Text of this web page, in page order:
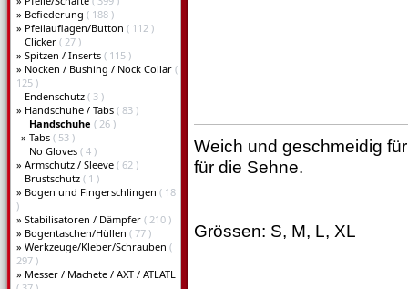
» Befiederung ( 188 )
» Pfeilauflagen/Button ( 112 )
Clicker ( 27 )
» Spitzen / Inserts ( 115 )
» Nocken / Bushing / Nock Collar (
125 )
Endenschutz ( 3 )
» Handschuhe / Tabs ( 83 )
Handschuhe ( 26 )
» Tabs ( 53 )
No Gloves ( 4 )
» Armschutz / Sleeve ( 62 )
Brustschutz ( 1 )
» Bogen und Fingerschlingen ( 18
)
» Stabilisatoren / Dämpfer ( 210 )
» Bogentaschen/Hüllen ( 77 )
» Werkzeuge/Kleber/Schrauben (
297 )
» Messer / Machete / AXT / ATLATL
Weich und geschmeidig
für die Sehne.
Grössen: S, M, L, XL